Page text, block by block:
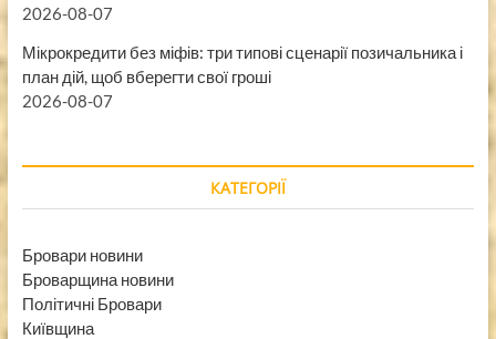
2026-08-07
Мікрокредити без міфів: три типові сценарії позичальника і
план дій, щоб вберегти свої гроші
2026-08-07
КАТЕГОРІЇ
Бровари новини
Броварщина новини
Політичні Бровари
Київщина